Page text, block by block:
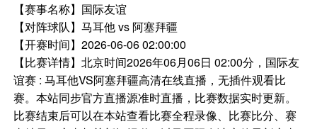
【赛事名称】 国际友谊
【对阵球队】马耳他 vs 阿塞拜疆
【开赛时间】2026-06-06 02:00:00
【比赛详情】北京时间2026年06月06日 02:00分，国际友
谊赛 : 马耳他VS阿塞拜疆高清在线直播，无插件观看比
赛。本站同步官方直播源准时直播，比赛数据实时更新。
比赛结束后可以在本站查看比赛全程录像、比赛比分、赛